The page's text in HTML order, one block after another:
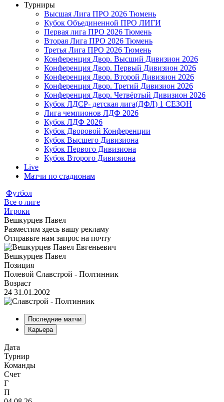
Турниры
Высшая Лига ПРО 2026 Тюмень
Кубок Объединенной ПРО ЛИГИ
Первая лига ПРО 2026 Тюмень
Вторая Лига ПРО 2026 Тюмень
Третья Лига ПРО 2026 Тюмень
Конференция Двор. Высший Дивизион 2026
Конференция Двор. Первый Дивизион 2026
Конференция Двор. Второй Дивизион 2026
Конференция Двор. Третий Дивизион 2026
Конференция Двор. Четвёртый Дивизион 2026
Кубок ЛДСР- детская лига(ДФЛ) 1 СЕЗОН
Лига чемпионов ЛДФ 2026
Кубок ЛДФ 2026
Кубок Дворовой Конференции
Кубок Высшего Дивизиона
Кубок Первого Дивизиона
Кубок Второго Дивизиона
Live
Матчи по стадионам
Футбол
Все о лиге
Игроки
Вешкурцев Павел
Разместим здесь вашу рекламу
Отправьте нам запрос на почту
Вешкурцев Павел
Позиция
Полевой Славстрой - Полтинник
Возраст
24 31.01.2002
Последние матчи
Карьера
Дата
Турнир
Команды
Счет
Г
П